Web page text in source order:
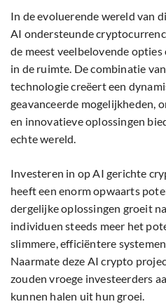
In de evoluerende wereld van
AI ondersteunde
de meest veelbelovende
in de ruimte. De combinatie
technologie creëert een
geavanceerde mogelijkheden,
en innovatieve oplossingen
echte wereld.
Investeren in op AI gerichte
heeft een enorm opwaarts
dergelijke oplossingen groeit
individuen steeds meer het
slimmere, efficiëntere
Naarmate deze AI crypto
zouden vroege investeerders
kunnen halen uit hun groei.